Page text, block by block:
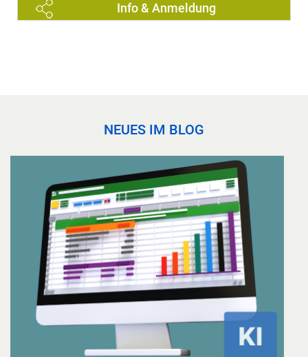
Info & Anmeldung
NEUES IM BLOG